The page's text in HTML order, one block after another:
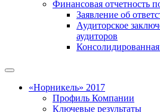
Финансовая
Заявление об
Аудиторское
аудиторов
«Норникель» 2017
Профиль Компании
Ключевые результаты